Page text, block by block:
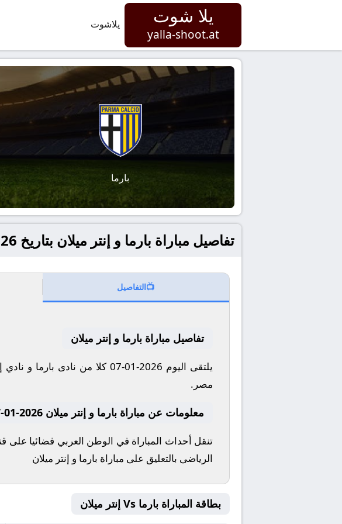
يلا شوت
yalla-shoot.at
يلاشوت
بارما
تفاصيل مباراة بارما و إنتر ميلان بتاريخ 2026-01-07 في إيطاليا, الدوري الإيطالي
📺التفاصيل
تفاصيل مباراة بارما و إنتر ميلان
مصر.
معلومات عن مباراة بارما و إنتر ميلان 2026-01-07
الرياضى بالتعليق على مباراة بارما و إنتر ميلان
بطاقة المباراة بارما Vs إنتر ميلان